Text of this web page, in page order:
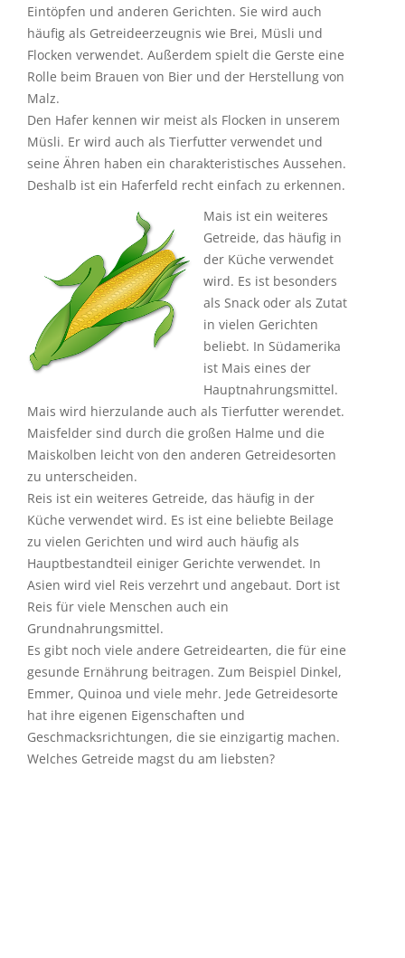
Eintöpfen und anderen Gerichten. Sie wird auch
häufig als Getreideerzeugnis wie Brei, Müsli und
Flocken verwendet. Außerdem spielt die Gerste eine
Rolle beim Brauen von Bier und der Herstellung von
Malz.
Den Hafer kennen wir meist als Flocken in unserem
Müsli. Er wird auch als Tierfutter verwendet und
seine Ähren haben ein charakteristisches Aussehen.
Deshalb ist ein Haferfeld recht einfach zu erkennen.
Mais ist ein weiteres
Getreide, das häufig in
der Küche verwendet
wird. Es ist besonders
als Snack oder als Zutat
in vielen Gerichten
beliebt. In Südamerika
ist Mais eines der
Hauptnahrungsmittel.
Mais wird hierzulande auch als Tierfutter werendet.
Maisfelder sind durch die großen Halme und die
Maiskolben leicht von den anderen Getreidesorten
zu unterscheiden.
Reis ist ein weiteres Getreide, das häufig in der
Küche verwendet wird. Es ist eine beliebte Beilage
zu vielen Gerichten und wird auch häufig als
Hauptbestandteil einiger Gerichte verwendet. In
Asien wird viel Reis verzehrt und angebaut. Dort ist
Reis für viele Menschen auch ein
Grundnahrungsmittel.
Es gibt noch viele andere Getreidearten, die für eine
gesunde Ernährung beitragen. Zum Beispiel Dinkel,
Emmer, Quinoa und viele mehr. Jede Getreidesorte
hat ihre eigenen Eigenschaften und
Geschmacksrichtungen, die sie einzigartig machen.
Welches Getreide magst du am liebsten?